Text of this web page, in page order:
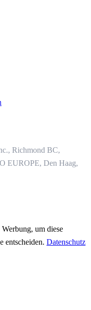
Richmond BC,
EUROPE, Den Haag,
um diese
entscheiden. Datenschutz